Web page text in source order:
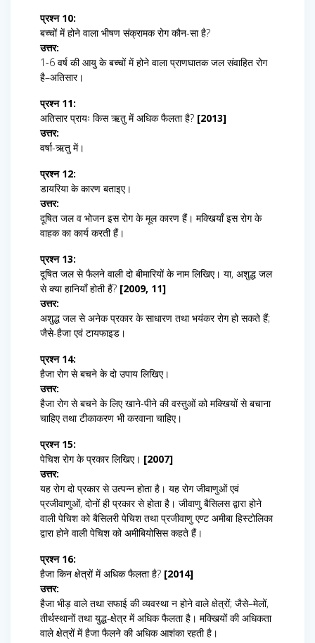
प्रश्न 10:
बच्चों में होने वाला भीषण संक्रामक रोग कौन-सा है?
उत्तर:
1-6 वर्ष की आयु के बच्चों में होने वाला प्राणघातक जल संवाहित रोग
है–अतिसार।
प्रश्न 11:
अतिसार प्रायः किस ऋतु में अधिक फैलता है? [2013]
उत्तर:
वर्षा-ऋतु में।
प्रश्न 12:
डायरिया के कारण बताइए।
उत्तर:
दूषित जल व भोजन इस रोग के मूल कारण हैं। मक्खियाँ इस रोग के
वाहक का कार्य करती हैं।
प्रश्न 13:
दूषित जल से फैलने वाली दो बीमारियों के नाम लिखिए। या, अशुद्ध जल
से क्या हानियाँ होती हैं? [2009, 11]
उत्तर:
अशुद्ध जल से अनेक प्रकार के साधारण तथा भयंकर रोग हो सकते हैं;
जैसे-हैजा एवं टायफाइड।
प्रश्न 14:
हैजा रोग से बचने के दो उपाय लिखिए।
उत्तर:
हैजा रोग से बचने के लिए खाने-पीने की वस्तुओं को मक्खियों से बचाना
चाहिए तथा टीकाकरण भी करवाना चाहिए।
प्रश्न 15:
पेचिश रोग के प्रकार लिखिए। [2007]
उत्तर:
यह रोग दो प्रकार से उत्पन्न होता है। यह रोग जीवाणुओं एवं
प्रजीवाणुओं, दोनों ही प्रकार से होता है। जीवाणु बैसिलस द्वारा होने
वाली पेचिश को बैसिलरी पेचिश तथा प्रजीवाणु एण्ट अमीबा हिस्टोलिका
द्वारा होने वाली पेचिश को अमीबियोसिस कहते हैं।
प्रश्न 16:
हैजा किन क्षेत्रों में अधिक फैलता है? [2014]
उत्तर:
हैजा भीड़ वाले तथा सफाई की व्यवस्था न होने वाले क्षेत्रों; जैसे–मेलों,
तीर्थस्थानों तथा युद्ध-क्षेत्र में अधिक फैलता है। मक्खियों की अधिकता
वाले क्षेत्रों में हैजा फैलने की अधिक आशंका रहती है।